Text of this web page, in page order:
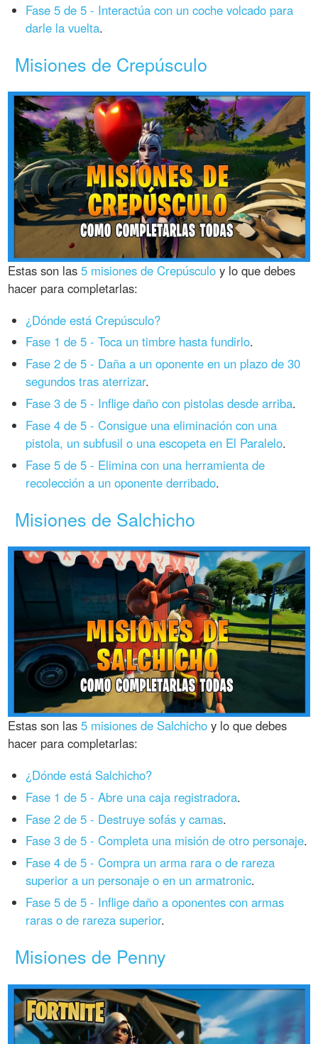
Fase 5 de 5 - Interactúa con un coche volcado para
darle la vuelta.
Misiones de Crepúsculo
Estas son las5 misiones de Crepúsculo y lo que debes
hacer para completarlas:
¿Dónde está Crepúsculo?
Fase 1 de 5 - Toca un timbre hasta fundirlo.
Fase 2 de 5 - Daña a un oponente en un plazo de 30
segundos tras aterrizar.
Fase 3 de 5 - Inflige daño con pistolas desde arriba.
Fase 4 de 5 - Consigue una eliminación con una
pistola, un subfusil o una escopeta en El Paralelo.
Fase 5 de 5 - Elimina con una herramienta de
recolección a un oponente derribado.
Misiones de Salchicho
Estas son las5 misiones de Salchicho y lo que debes
hacer para completarlas:
¿Dónde está Salchicho?
Fase 1 de 5 - Abre una caja registradora.
Fase 2 de 5 - Destruye sofás y camas.
Fase 3 de 5 - Completa una misión de otro personaje.
Fase 4 de 5 - Compra un arma rara o de rareza
superior a un personaje o en un armatronic.
Fase 5 de 5 - Inflige daño a oponentes con armas
raras o de rareza superior.
Misiones de Penny